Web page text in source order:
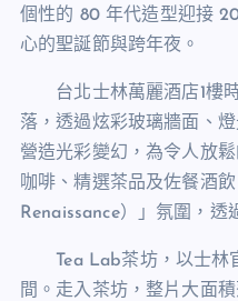
個性的 80年代造型迎接
心的聖誕節與跨年夜。
台北士林萬麗酒店1樓
落，透過炫彩玻璃牆面、
營造光彩變幻，為令人放
咖啡、精選茶品及佐餐酒
Renaissance）」氛圍，透
Tea Lab茶坊，以士林
間。走入茶坊，整片大面